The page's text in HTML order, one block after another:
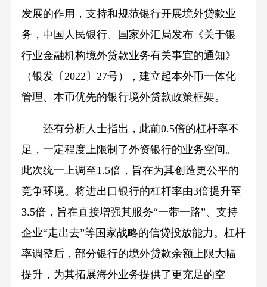
发展的作用，支持和规范银行开展境外贷款业
务，中国人民银行、国家外汇局发布《关于银
行业金融机构境外贷款业务有关事宜的通知》
（银发〔2022〕27号），建立起本外币一体化
管理、本币优先的银行境外贷款政策框架。
还有分析人士指出，此前0.5倍的杠杆率不
足，一定程度上限制了外资银行的业务空间。
此次统一上调至1.5倍，旨在为其创造更公平的
竞争环境。将进出口银行的杠杆率由3倍提升至
3.5倍，旨在直接增强其服务“一带一路”、支持
企业“走出去”等国家战略的信贷投放能力。杠杆
率调整后，部分银行的境外贷款余额上限大幅
提升，为其拓展海外业务提供了更充足的空